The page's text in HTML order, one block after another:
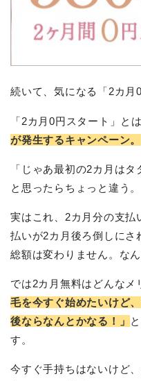
続いて、気になる「2カ月
「2カ月0円スタート」とは
が発生するキャンペーン。
「じゃあ最初の2カ月は
と思ったらちょっと違う。
実はこれ、2カ月分の支払
払いが2カ月後ろ倒しにさ
総額は変わりません。な
では2カ月無料はどんなメ
毛を今すぐ始めたいけど
後ならなんとかなる！」
す。
今すぐ手持ちはないけど